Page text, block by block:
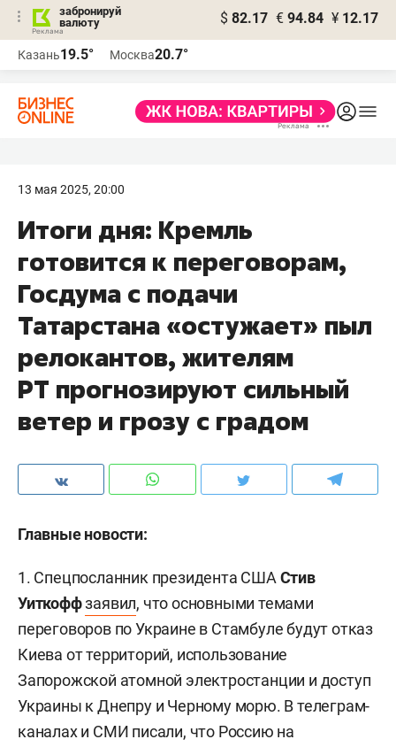
забронируй
валюту
$ 82.17 € 94.84 ¥ 12.17
Казань19.5° Москва20.7°
13 мая 2025, 20:00
Итоги дня: Кремль
готовится к переговорам,
Госдума с подачи
Татарстана «остужает» пыл
релокантов, жителям
РТ прогнозируют сильный
ветер и грозу с градом
Главные новости:
1. Спецпосланник президента США Стив
Уиткоффзаявил, что основными темами
переговоров по Украине в Стамбуле будут отказ
Киева от территорий, использование
Запорожской атомной электростанции и доступ
Украины к Днепру и Черному морю. В телеграм-
каналах и СМИ писали, что Россию на